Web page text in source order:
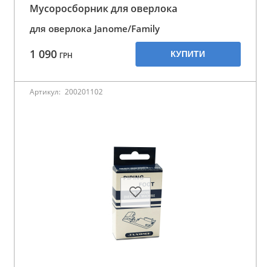
Мусоросборник для оверлока
для оверлока Janome/Family
1 090 ГРН КУПИТИ
Артикул: 200201102